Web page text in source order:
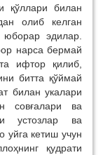
қўллари билан
олиб келган
эдилар.
нарса бермай
ифтор қилиб,
битта қўймай
билан укалари
совғалари ва
устозлар ва
уйга кетиш учун
қудрати